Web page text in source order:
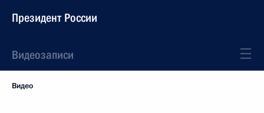
Президент России
Видеозаписи
Видео